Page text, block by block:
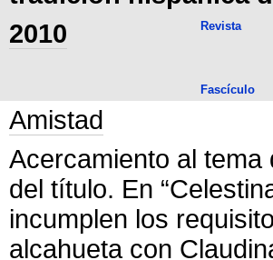
2010 Revista
Fascículo
Amistad
Acercamiento al
del título. En
incumplen los
alcahueta con